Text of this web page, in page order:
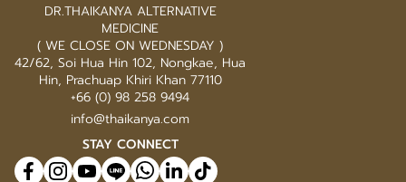
DR.THAIKANYA ALTERNATIVE
MEDICINE
( WE CLOSE ON WEDNESDAY )
42/62, Soi Hua Hin 102, Nongkae, Hua
Hin, Prachuap Khiri Khan 77110
+66 (0) 98 258 9494
info@thaikanya.com
STAY CONNECT